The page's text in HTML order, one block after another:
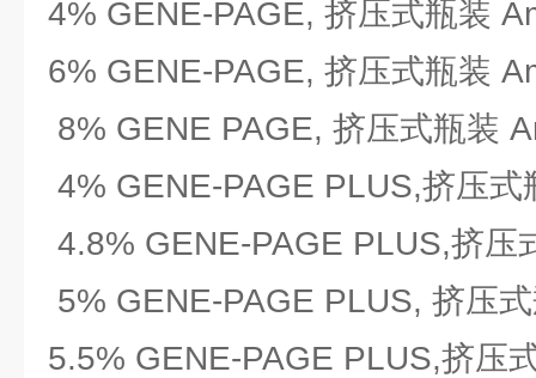
4% GENE-PAGE, 挤压式瓶装
6% GENE-PAGE, 挤压式瓶装
8% GENE PAGE, 挤压式瓶装
4% GENE-PAGE PLUS,挤压
4.8% GENE-PAGE PLUS,挤压
5% GENE-PAGE PLUS, 挤压
5.5% GENE-PAGE PLUS,挤压